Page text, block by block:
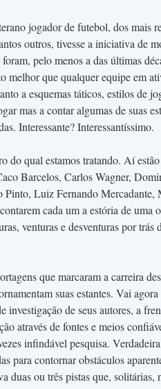
jogador de futebol, dos mais
outros, tivesse a iniciativa de
pelo menos a das últimas
melhor que qualquer equipe em
a esquemas táticos, estilos de
mas a contar algumas de suas
Interessante? Interessantíssimo.
do qual estamos tratando. Aí
Barcelos, Carlos Wagner,
Luiz Fernando Mercadante,
cada um a estória de uma
venturas e desventuras por trás
que marcaram a carreira
suas estantes. Vai
de seus autores, a
através de fontes e meios
infindável pesquisa.
para contornar obstáculos
duas ou três pistas que, solitárias,